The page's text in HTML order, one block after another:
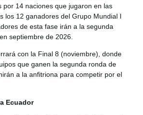
por 14 naciones que jugaron en las
los 12 ganadores del Grupo Mundial I
de esta fase irán a la segunda
septiembre de 2026.
con la Final 8 (noviembre), donde
que ganen la segunda ronda de
a la anfitriona para competir por el
Ecuador